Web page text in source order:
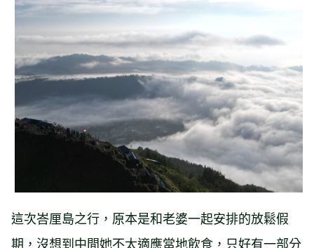
這次峇厘島之行，原本是和老婆一起安排的放鬆假
期，沒想到中間她不太適應當地飲食，只好有一部分